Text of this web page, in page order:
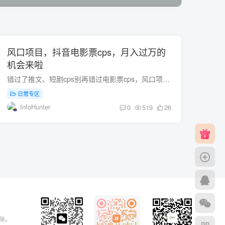
风口项目，抖音电影票cps，月入过万的
机会来啦
错过了推文、短剧cps别再错过电影票cps，风口项目，单日收益上限高，日入过万都有可能。作品制作超级简单，一学 […]
日常专区
InfoHunter 0 519 26